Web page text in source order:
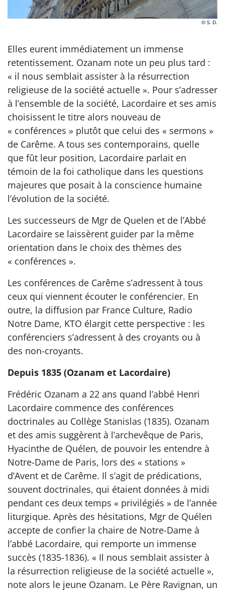
© S. D.
Elles eurent immédiatement un immense
retentissement. Ozanam note un peu plus tard :
« il nous semblait assister à la résurrection
religieuse de la société actuelle ». Pour s’adresser
à l’ensemble de la société, Lacordaire et ses amis
choisissent le titre alors nouveau de
« conférences » plutôt que celui des « sermons »
de Carême. A tous ses contemporains, quelle
que fût leur position, Lacordaire parlait en
témoin de la foi catholique dans les questions
majeures que posait à la conscience humaine
l’évolution de la société.
Les successeurs de Mgr de Quelen et de l’Abbé
Lacordaire se laissèrent guider par la même
orientation dans le choix des thèmes des
« conférences ».
Les conférences de Carême s’adressent à tous
ceux qui viennent écouter le conférencier. En
outre, la diffusion par France Culture, Radio
Notre Dame, KTO élargit cette perspective : les
conférenciers s’adressent à des croyants ou à
des non-croyants.
Depuis 1835 (Ozanam et Lacordaire)
Frédéric Ozanam a 22 ans quand l’abbé Henri
Lacordaire commence des conférences
doctrinales au Collège Stanislas (1835). Ozanam
et des amis suggèrent à l’archevêque de Paris,
Hyacinthe de Quélen, de pouvoir les entendre à
Notre-Dame de Paris, lors des « stations »
d’Avent et de Carême. Il s’agit de prédications,
souvent doctrinales, qui étaient données à midi
pendant ces deux temps « privilégiés » de l’année
liturgique. Après des hésitations, Mgr de Quélen
accepte de confier la chaire de Notre-Dame à
l’abbé Lacordaire, qui remporte un immense
succès (1835-1836). « Il nous semblait assister à
la résurrection religieuse de la société actuelle »,
note alors le jeune Ozanam. Le Père Ravignan, un